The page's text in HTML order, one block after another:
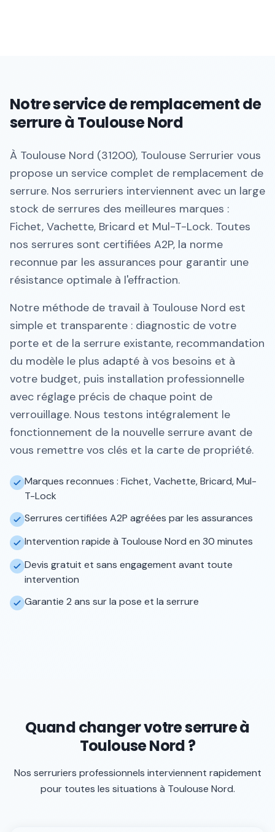
Notre service de remplacement de
serrure à Toulouse Nord
À Toulouse Nord (31200), Toulouse Serrurier vous
propose un service complet de remplacement de
serrure. Nos serruriers interviennent avec un large
stock de serrures des meilleures marques :
Fichet, Vachette, Bricard et Mul-T-Lock. Toutes
nos serrures sont certifiées A2P, la norme
reconnue par les assurances pour garantir une
résistance optimale à l'effraction.
Notre méthode de travail à Toulouse Nord est
simple et transparente : diagnostic de votre
porte et de la serrure existante, recommandation
du modèle le plus adapté à vos besoins et à
votre budget, puis installation professionnelle
avec réglage précis de chaque point de
verrouillage. Nous testons intégralement le
fonctionnement de la nouvelle serrure avant de
vous remettre vos clés et la carte de propriété.
Marques reconnues : Fichet, Vachette, Bricard, Mul-
T-Lock
Serrures certifiées A2P agréées par les assurances
Intervention rapide à Toulouse Nord en 30 minutes
Devis gratuit et sans engagement avant toute
intervention
Garantie 2 ans sur la pose et la serrure
Quand changer votre serrure à
Toulouse Nord ?
Nos serruriers professionnels interviennent rapidement
pour toutes les situations à Toulouse Nord.